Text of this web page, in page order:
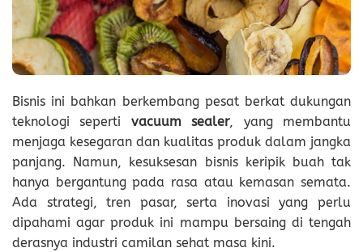
Bisnis ini bahkan berkembang pesat berkat dukungan
teknologi seperti vacuum sealer, yang membantu
menjaga kesegaran dan kualitas produk dalam jangka
panjang. Namun, kesuksesan bisnis keripik buah tak
hanya bergantung pada rasa atau kemasan semata.
Ada strategi, tren pasar, serta inovasi yang perlu
dipahami agar produk ini mampu bersaing di tengah
derasnya industri camilan sehat masa kini.